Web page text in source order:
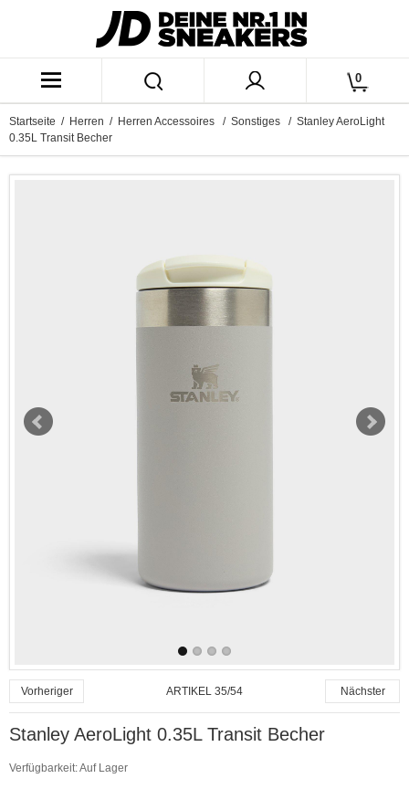
0
Startseite / Herren / Herren Accessoires / Sonstiges
/ Stanley AeroLight
0.35L Transit Becher
Vorheriger ARTIKEL 35/54 Nächster
Stanley AeroLight 0.35L Transit Becher
Verfügbarkeit:Auf Lager